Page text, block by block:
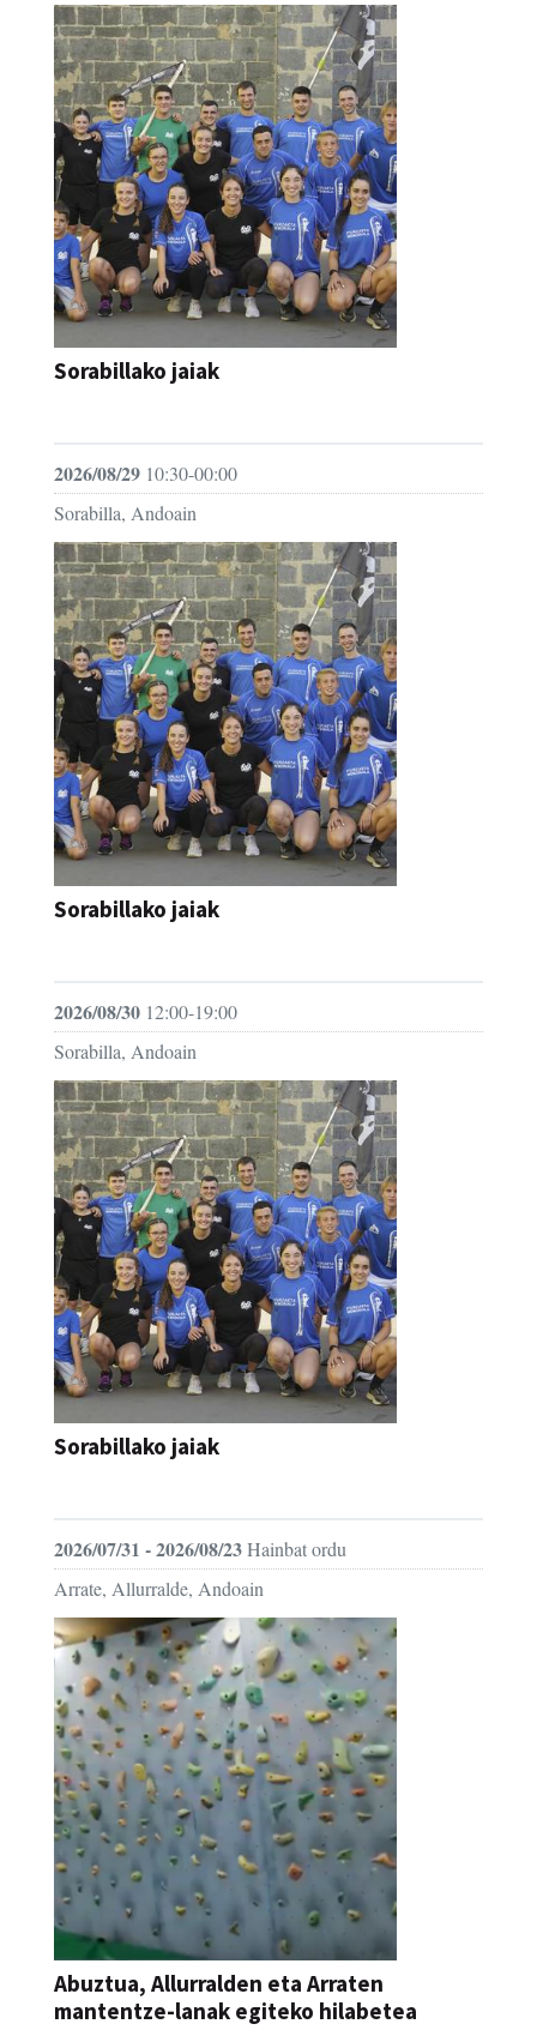
Sorabillako jaiak
2026/08/29 10:30-00:00
Sorabilla, Andoain
Sorabillako jaiak
2026/08/30 12:00-19:00
Sorabilla, Andoain
Sorabillako jaiak
2026/07/31 - 2026/08/23Hainbat ordu
Arrate, Allurralde, Andoain
Abuztua, Allurralden eta Arraten
mantentze-lanak egiteko hilabetea